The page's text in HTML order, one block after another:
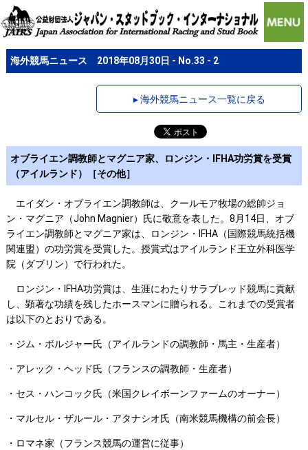
海外競馬ニュース 2018年08月30日 - No.33 - 2
▸ 海外競馬ニュース一覧に戻る
オブライエン調教師とマグニア家、ロンジン・IFHA功労賞を受賞
（アイルランド）［その他］
エイダン・オブライエン調教師は、クールモア牧場の総帥ジョ
ン・マグニア（John Magnier）氏に敬意を表した。8月14日、オブ
ライエン調教師とマグニア家は、ロンジン・IFHA（国際競馬統括機
関連盟）の功労賞を受賞した。授賞式はアイルランド王立外科医学
院（ダブリン）で行われた。
ロンジン・IFHA功労賞は、生涯にわたりサラブレッド競馬に貢献
し、顕著な功績を残したホースマンに贈られる。これまでの受賞者
は以下のとおりである。
・ジム・ボルジャー氏（アイルランドの調教師・馬主・生産者）
・アレック・ヘッド氏（フランスの調教師・生産者）
・セス・ハンコック氏（米国クレイボーンファームのオーナー）
・マルセル・ザルール・アタナシオ氏（南米競馬機構の前会長）
・ロマネ家（フランス競馬の運営に従事）